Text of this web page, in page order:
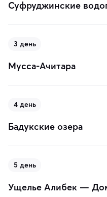
Суфруджинские
3 день
Мусса-Ачитара
4 день
Бадукские озера
5 день
Ущелье Алибек —